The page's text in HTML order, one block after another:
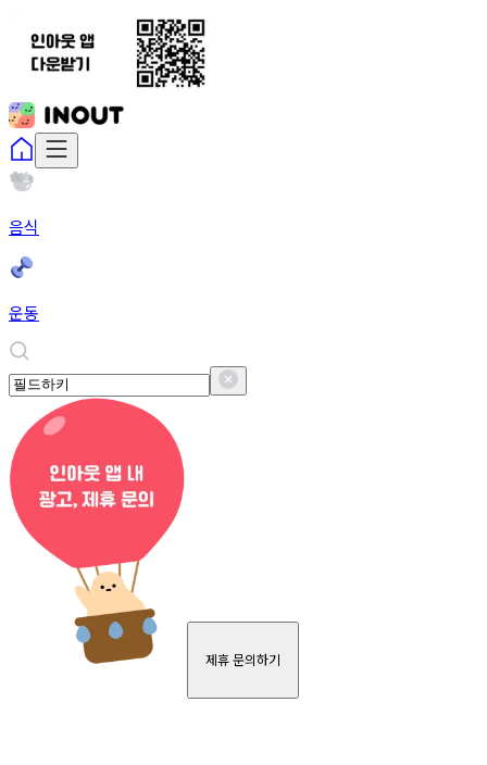
음식
운동
제휴 문의하기